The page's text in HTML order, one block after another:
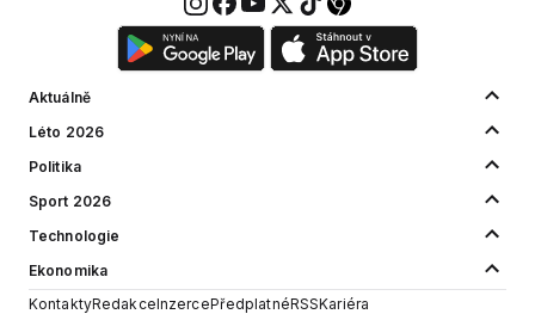
Aktuálně
Léto 2026
Politika
Sport 2026
Technologie
Ekonomika
KontaktyRedakceInzercePředplatnéRSSKariéra